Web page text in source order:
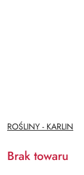
NAZWA
PRODUCENTA:
ROŚLINY - KARLIN
Brak towaru